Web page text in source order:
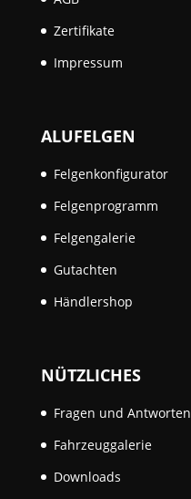
Zertifikate
Impressum
ALUFELGEN
Felgenkonfigurator
Felgenprogramm
Felgengalerie
Gutachten
Händlershop
NÜTZLICHES
Fragen und Antworten
Fahrzeuggalerie
Downloads